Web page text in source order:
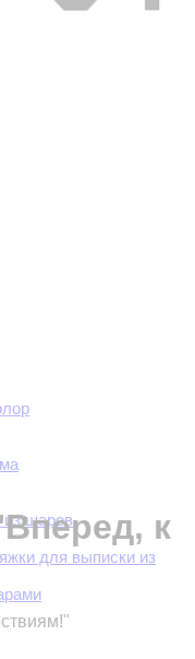
из шаров
для выписки из
к